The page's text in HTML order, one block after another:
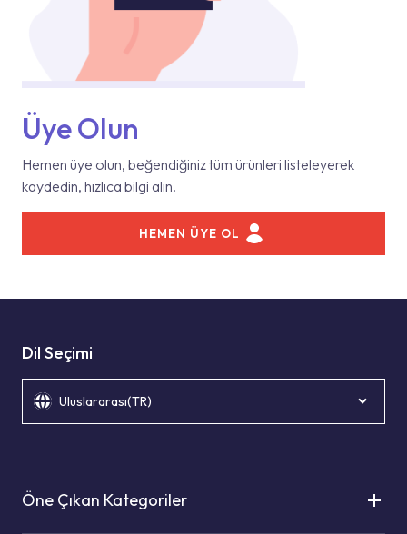
Üye Olun
Hemen üye olun, beğendiğiniz tüm ürünleri listeleyerek
kaydedin, hızlıca bilgi alın.
HEMEN ÜYE OL
Dil Seçimi
Uluslararası(TR)
Öne Çıkan Kategoriler